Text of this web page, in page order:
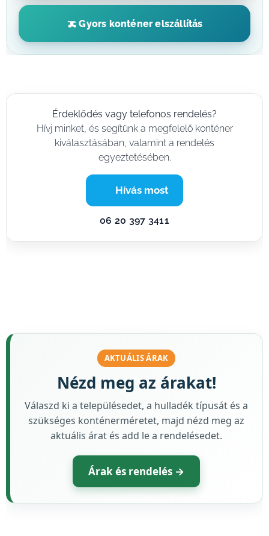
Gyors konténer elszállítás
Érdeklődés vagy telefonos rendelés?
Hívj minket, és segítünk a megfelelő konténer
kiválasztásában, valamint a rendelés
egyeztetésében.
📞 Hívás most
06 20 397 3411
AKTUÁLIS ÁRAK
Nézd meg az árakat!
Válaszd ki a településedet, a hulladék típusát és a
szükséges konténerméretet, majd nézd meg az
aktuális árat és add le a rendelésedet.
Árak és rendelés →